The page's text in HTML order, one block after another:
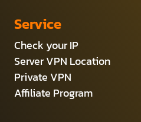
Service
Check your IP
Server VPN Location
Private VPN
Affiliate Program